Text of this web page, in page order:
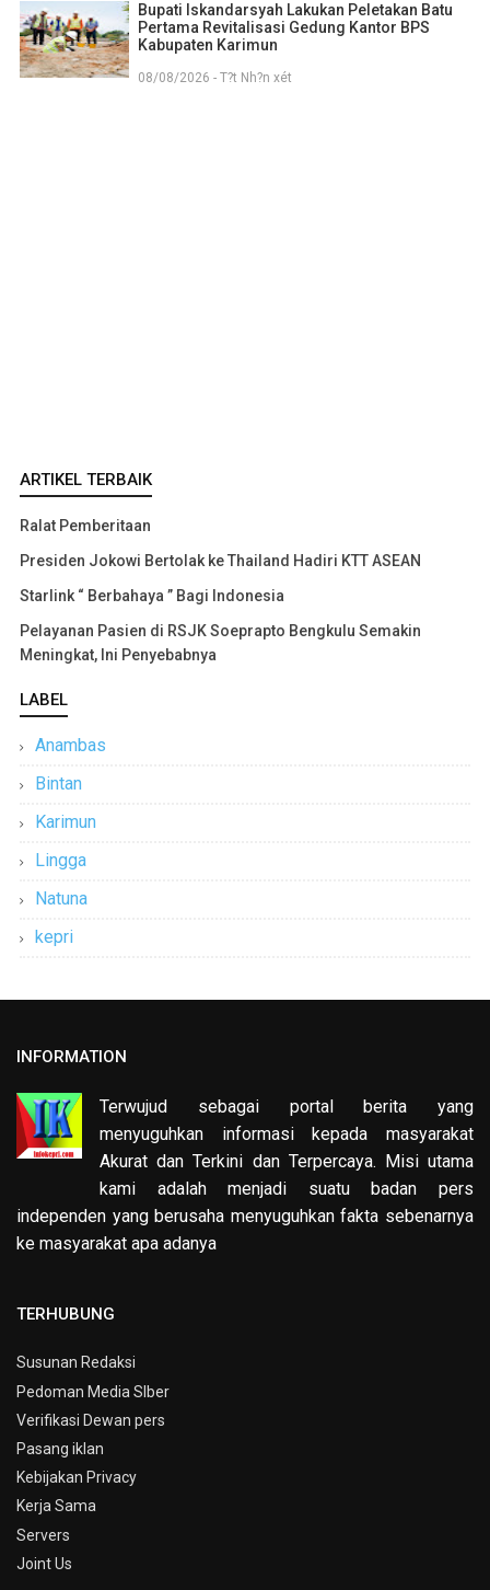
Bupati Iskandarsyah Lakukan Peletakan Batu
Pertama Revitalisasi Gedung Kantor BPS
Kabupaten Karimun
08/08/2026 - T?t Nh?n xét
ARTIKEL TERBAIK
Ralat Pemberitaan
Presiden Jokowi Bertolak ke Thailand Hadiri KTT ASEAN
Starlink “ Berbahaya ” Bagi Indonesia
Pelayanan Pasien di RSJK Soeprapto Bengkulu Semakin
Meningkat, Ini Penyebabnya
LABEL
Anambas
Bintan
Karimun
Lingga
Natuna
kepri
INFORMATION
Terwujud sebagai portal berita yang
menyuguhkan informasi kepada masyarakat
Akurat dan Terkini dan Terpercaya. Misi utama
kami adalah menjadi suatu badan pers
independen yang berusaha menyuguhkan fakta sebenarnya
ke masyarakat apa adanya
TERHUBUNG
Susunan Redaksi
Pedoman Media SIber
Verifikasi Dewan pers
Pasang iklan
Kebijakan Privacy
Kerja Sama
Servers
Joint Us